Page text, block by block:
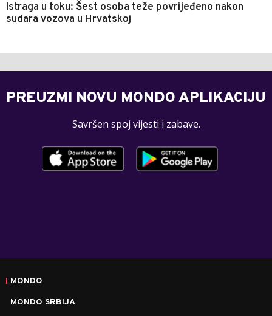
Istraga u toku: Šest osoba teže povrijeđeno nakon
sudara vozova u Hrvatskoj
PREUZMI NOVU MONDO APLIKACIJU
Savršen spoj vijesti i zabave.
MONDO
MONDO SRBIJA